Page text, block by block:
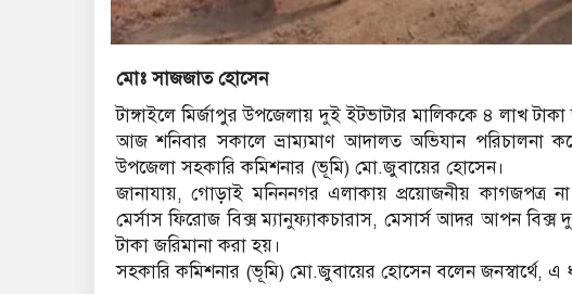
মোঃ সাজজাত হোসেন
টাঙ্গাইলে মির্জাপুর উপজেলায় দুই ইটভাটার মালিককে ৪ লাখ
আজ শনিবার সকালে ভ্রাম্যমাণ আদালত অভিযান পরিচালনা
উপজেলা সহকারি কমিশনার (ভূমি) মো.জুবায়ের হোসেন।
জানাযায়, গোড়াই মনিননগর এলাকায় প্রয়োজনীয় কাগজপত্র
মের্সাস ফিরোজ বিক্স ম্যানুফ্যাকচারাস, মেসার্স আদর আপন
টাকা জরিমানা করা হয়।
সহকারি কমিশনার (ভূমি) মো.জুবায়ের হোসেন বলেন জনস্বার্থে, এ